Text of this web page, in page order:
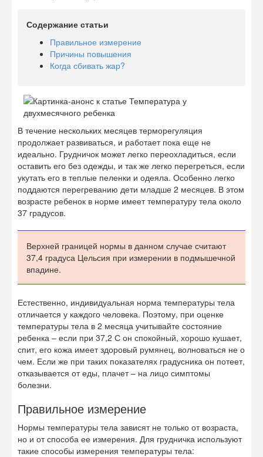
Содержание статьи
Правильное измерение
Причины повышения
Когда сбивать жар?
В течение нескольких месяцев терморегуляция
продолжает развиваться, и работает пока еще не
идеально. Грудничок может легко переохладиться, если
оставить его без одежды, и так же легко перегреться, если
укутать его в теплые пеленки и одеяла. Особенно легко
поддаются перегреванию дети младше 2 месяцев. В этом
возрасте ребенок в норме имеет температуру тела около
37 градусов.
Верхней границей нормы в данном случае считают
37,4 градуса Цельсия при измерении в подмышечной
впадине.
Естественно, индивидуальная норма температуры тела
отличается у каждого человека. Поэтому, при оценке
температуры тела в 2 месяца учитывайте состояние
ребенка – если при 37,2 С он спокойный, хорошо кушает,
спит, его кожа имеет здоровый румянец, волноваться не о
чем. Если же при таких показателях градусника он потеет,
отказывается от еды, плачет – на лицо симптомы
болезни.
Правильное измерение
Нормы температуры тела зависят не только от возраста,
но и от способа ее измерения. Для грудничка используют
такие способы измерения температуры тела: